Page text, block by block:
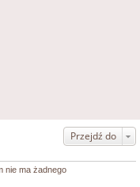
Przejdź do
nie ma żadnego